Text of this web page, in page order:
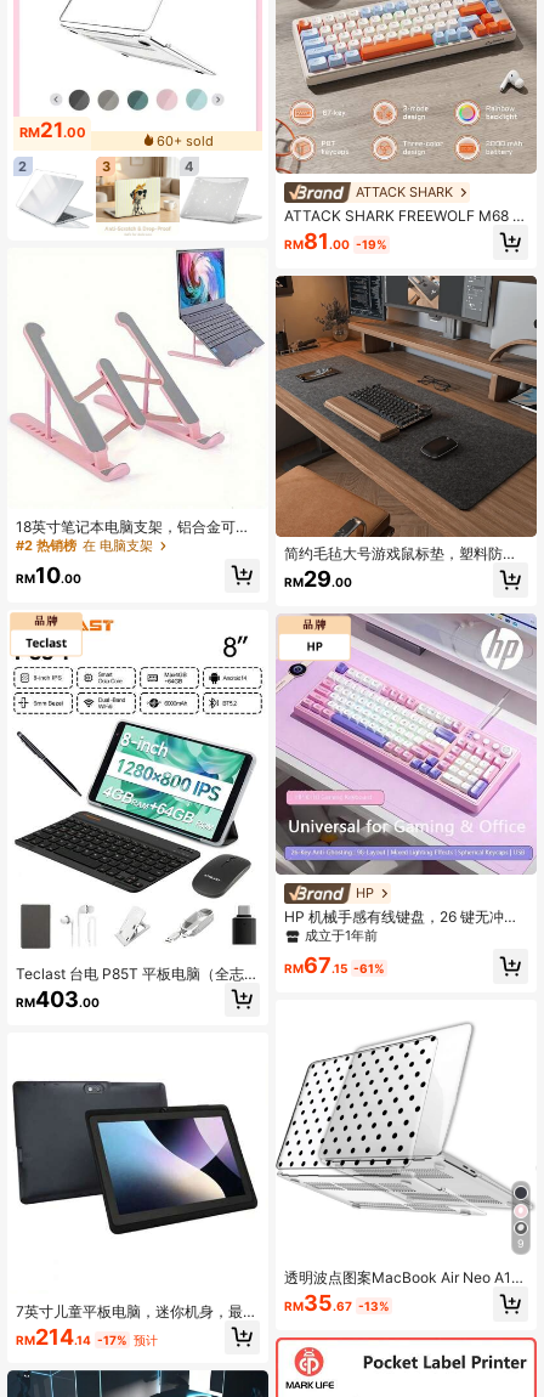
RM21.00
60+ sold
2
3 4
18英寸笔记本电脑支架，铝合金可折
叠散热增高架便携式桌面平板电脑和
#2 热销榜 在 电脑支架
RM10.00
Teclast 台电 P85T 平板电脑（全志 A
523 八核 1.8GHz 处理器/4GB 内存/6
4GB 存储/8 英寸 800*1280 IPS 屏
RM403.00
7英寸儿童平板电脑，迷你机身，最新
安卓系统，4GB RAM&64GB ROM，
4000mAh电池续航，前后双摄像
学习娱乐应用，亲子互动游戏提升专
RM214.14 -17% 预计
ATTACK SHARK
ATTACK SHARK FREEWOLF M68 6
5%无线游戏键盘,蓝牙/2.4GHz/有线
三模静音膜键盘,PBT键帽,2000mAH
盘
RM81.00 -19%
简约毛毡大号游戏鼠标垫，塑料防
滑，适用于办公室、家庭桌面，尺寸
为 80x40cmx3mm（31.5x15.75英
竞技、家庭办公。
RM29.00
HP
HP 机械手感有线键盘，26 键无冲电
竞级触发，高回弹键帽响应迅捷，兼
台式机笔记本通用
成立于1年前
RM67.15 -61%
9
透明波点图案MacBook Air Neo A18
PRO保护壳 耐用塑料硬质保护外壳
RM35.67 -13%